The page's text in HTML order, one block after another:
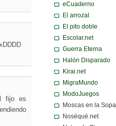
fijo es
eCuaderno
El arrozal
El pito doble
Escolar.net
Guerra Eterna
Halón Disparado
Kirai.net
MigraMundo
ModoJuegos
Moscas en la Sopa
Noséqué.net